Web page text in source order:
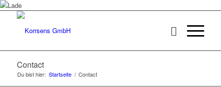
Contact
Du bist hier: Startseite / Contact